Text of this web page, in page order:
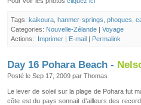
Tags: kaikoura hanmer-springs phoques
Categories: Nouvelle-Zélande | Voyage
Actions: Imprimer | E-mail | Permalink
Day 16 Pohara Beach -
Posté le Sep 17, 2009 par Thomas
Le lever de soleil sur la plage de Pohara fut
côte est du pays sonnait d’ailleurs des